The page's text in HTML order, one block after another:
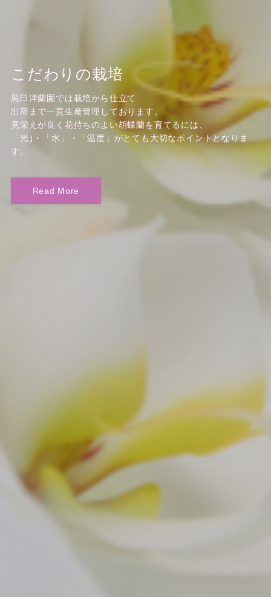
大切な贈り物
黒臼洋蘭園では栽培から仕立て
出荷まで一貫生産管理しております。
丁寧に栽培した胡蝶蘭を、見栄えの良い商品へ仕立てるには
「曲げ」「組み」「植え込み」「補強」と各工程にて
専門知識を持った専任者が責任を持って作業しております。
Read More
こだわりの栽培
黒臼洋蘭園では栽培から仕立て
出荷まで一貫生産管理しております。
見栄えが良く花持ちのよい胡蝶蘭を育てるには、
「光｣・「水」・「温度」がとても大切なポイントとなりま
す。
Read More
大切な贈り物
黒臼洋蘭園では栽培から仕立て
出荷まで一貫生産管理しております。
丁寧に栽培した胡蝶蘭を、見栄えの良い商品へ仕立てるには
「曲げ」「組み」「植え込み」「補強」と各工程にて
専門知識を持った専任者が責任を持って作業しております。
Read More
こだわりの栽培
黒臼洋蘭園では栽培から仕立て
出荷まで一貫生産管理しております。
見栄えが良く花持ちのよい胡蝶蘭を育てるには、
「光｣・「水」・「温度」がとても大切なポイントとなりま
す。
Read More